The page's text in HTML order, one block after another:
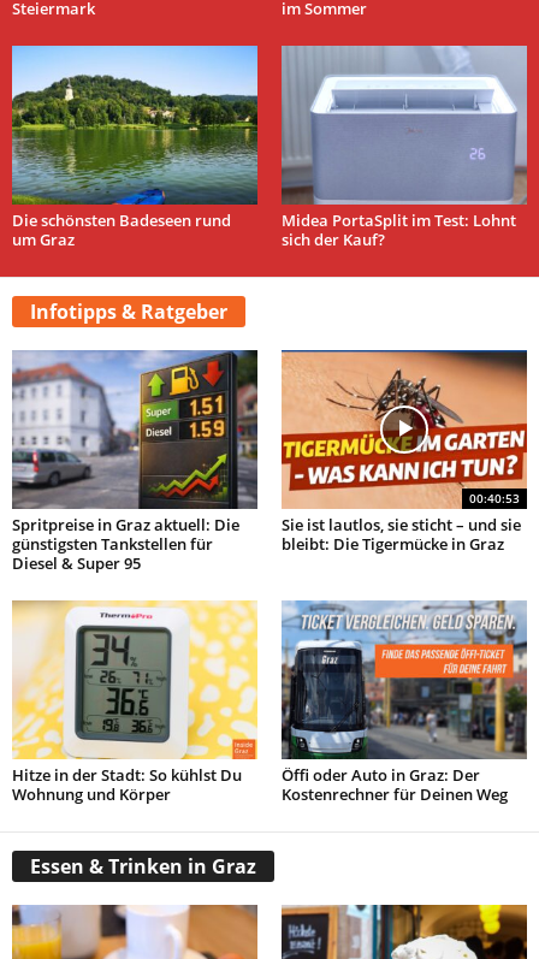
Steiermark
im Sommer
Die schönsten Badeseen rund
um Graz
Midea PortaSplit im Test: Lohnt
sich der Kauf?
Infotipps & Ratgeber
Spritpreise in Graz aktuell: Die
günstigsten Tankstellen für
Diesel & Super 95
00:40:53
Sie ist lautlos, sie sticht – und sie
bleibt: Die Tigermücke in Graz
Hitze in der Stadt: So kühlst Du
Wohnung und Körper
Öffi oder Auto in Graz: Der
Kostenrechner für Deinen Weg
Essen & Trinken in Graz